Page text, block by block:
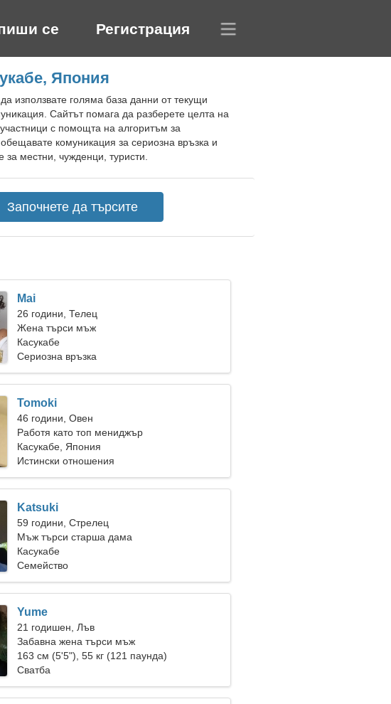
се Регистрация
Япония
използвате голяма база данни от текущи
Сайтът помага да разберете целта на
с помощта на алгоритъм за
комуникация за сериозна връзка и
местни, чужденци, туристи.
Mai
26 години, Телец
Жена търси мъж
Касукабе
Сериозна връзка
Tomoki
46 години, Овен
Работя като топ мениджър
Касукабе, Япония
Истински отношения
Katsuki
59 години, Стрелец
Мъж търси старша дама
Касукабе
Семейство
Yume
21 годишен, Лъв
Забавна жена търси мъж
163 см (5'5"), 55 кг (121 паунда)
Сватба